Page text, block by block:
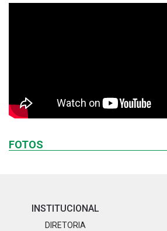
FOTOS
INSTITUCIONAL
DIRETORIA